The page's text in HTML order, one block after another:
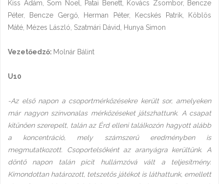
Kiss Ádám, Som Noel, Patai Benett, Kovács Zsombor, Bencze
Péter, Bencze Gergő, Herman Péter, Kecskés Patrik, Köblös
Máté, Mézes László, Szatmári Dávid, Hunya Simon
Vezetőedző: Molnár Bálint
U10
-Az első napon a csoportmérkőzésekre került sor, amelyeken
már nagyon színvonalas mérkőzéseket játszhattunk. A csapat
kitűnően szerepelt, talán az Érd elleni találkozón hagyott alább
a koncentráció, mely számszerű eredményben is
megmutatkozott. Csoportelsőként az aranyágra kerültünk. A
döntő napon talán picit hullámzóvá vált a teljesítmény.
Kimondottan határozott, tetszetős játékot is láthattunk, emellett